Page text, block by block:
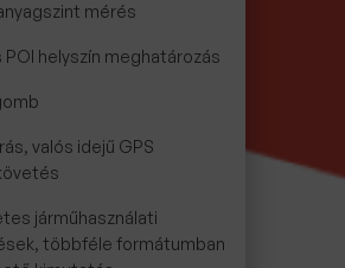
mérés
POI helyszín meghatározás
valós idejű GPS
járműhasználati
többféle formátumban